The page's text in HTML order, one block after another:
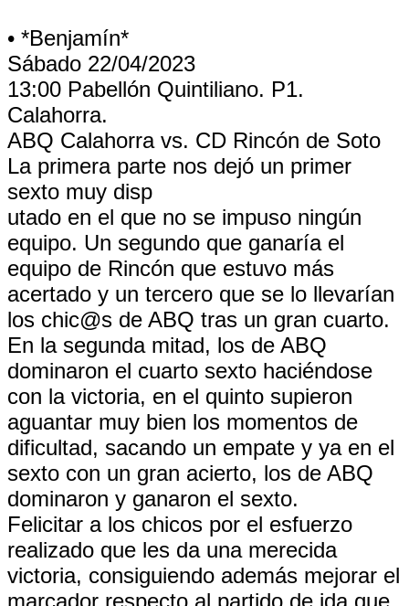
• *Benjamín*
Sábado 22/04/2023
13:00 Pabellón Quintiliano. P1.
Calahorra.
ABQ Calahorra vs. CD Rincón de Soto
La primera parte nos dejó un primer
sexto muy disp
utado en el que no se impuso ningún
equipo. Un segundo que ganaría el
equipo de Rincón que estuvo más
acertado y un tercero que se lo llevarían
los chic@s de ABQ tras un gran cuarto.
En la segunda mitad, los de ABQ
dominaron el cuarto sexto haciéndose
con la victoria, en el quinto supieron
aguantar muy bien los momentos de
dificultad, sacando un empate y ya en el
sexto con un gran acierto, los de ABQ
dominaron y ganaron el sexto.
Felicitar a los chicos por el esfuerzo
realizado que les da una merecida
victoria, consiguiendo además mejorar el
marcador respecto al partido de ida que